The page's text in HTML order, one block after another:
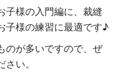
子様の入門編に、裁縫
子様の練習に最適です♪
のが多いですので、ぜ
い。